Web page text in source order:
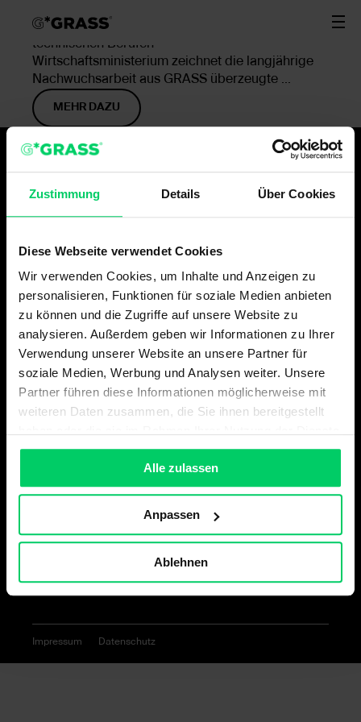
Zustimmung Details Über Cookies
Diese Webseite verwendet Cookies
Wir verwenden Cookies, um Inhalte und Anzeigen zu
personalisieren, Funktionen für soziale Medien anbieten
zu können und die Zugriffe auf unsere Website zu
analysieren. Außerdem geben wir Informationen zu Ihrer
Verwendung unserer Website an unsere Partner für
soziale Medien, Werbung und Analysen weiter. Unsere
Partner führen diese Informationen möglicherweise mit
weiteren Daten zusammen, die Sie ihnen bereitgestellt
gesammelt haben.
Alle zulassen
Anpassen
Ablehnen
GRASS erhält Staatspreis „Mädchen in
technischen Berufen“
Wirtschaftsministerium zeichnet die langjährige
Nachwuchsarbeit aus GRASS überzeugte ...
MEHR DAZU
Wer fortschrittliche Lösungen
immer einen Schritt voraus sein. Das
sind wir. Wir warten nicht auf die
Zukunft. Wir gestalten sie – aktiv und
innovativ.
Lehrberufe
Termine
Impressum Datenschutz